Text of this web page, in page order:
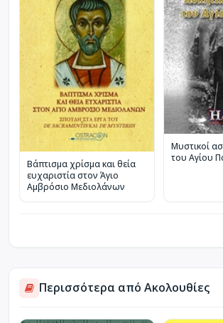
Βάπτισμα χρίσμα και θεία
ευχαριστία στον Άγιο
Αμβρόσιο Μεδιολάνων
Μυστικοί
του Αγίου
Περισσότερα από Ακολουθίες